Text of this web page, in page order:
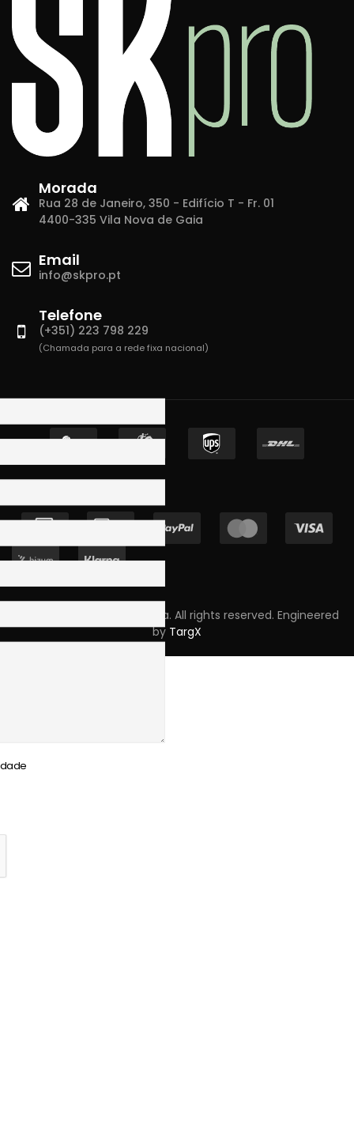
Morada
Rua 28 de Janeiro, 350 - Edifício T - Fr. 01
4400-335 Vila Nova de Gaia
Email
info@skpro.pt
Telefone
(+351) 223 798 229
(Chamada para a rede fixa nacional)
Copyright © 2023 Skpro, Lda. All rights reserved. Engineered
by TargX